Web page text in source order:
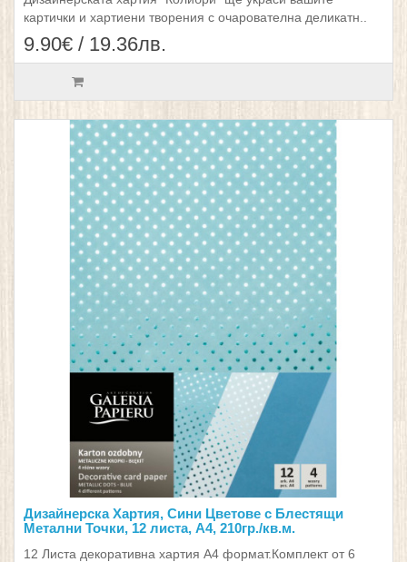
картички и хартиени творения с очарователна деликатн..
9.90€ / 19.36лв.
Дизайнерска Хартия, Сини Цветове с Блестящи
Метални Точки, 12 листа, А4, 210гр./кв.м.
12 Листа декоративна хартия А4 формат.Комплект от 6